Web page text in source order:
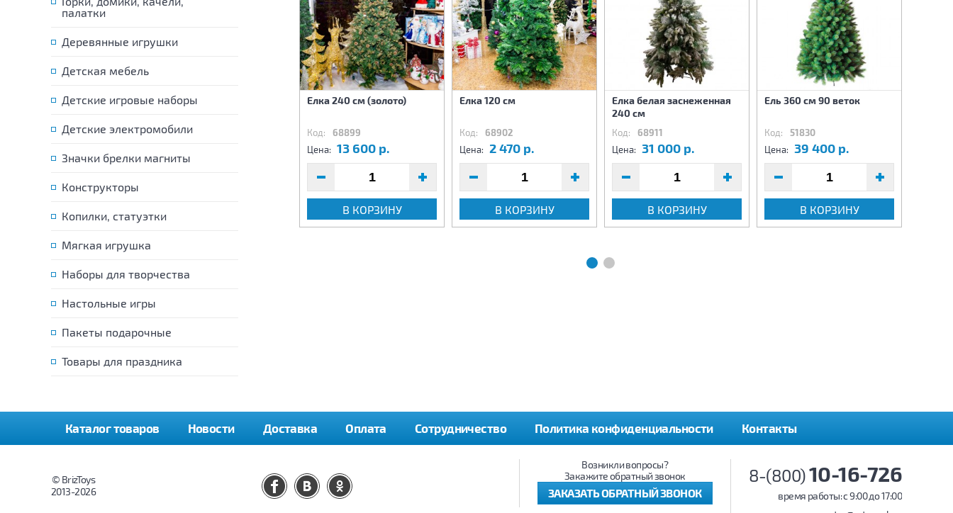
палатки
Деревянные игрушки
Детская мебель
Детские игровые наборы
Детские электромобили
Значки брелки магниты
Конструкторы
Копилки, статуэтки
Мягкая игрушка
Наборы для творчества
Настольные игры
Пакеты подарочные
Товары для праздника
Новогоднее украшение
50775
В КОРЗИНУ
Ель 285 см 54 ветки
Код: 45403
Елка 240 см (золото)
Код: 68899
Цена: 13 600 р.
В КОРЗИНУ
Елка 120 см
Код: 68902
Цена: 2 470 р.
В КОРЗИНУ
Елка белая заснеженная
240 см
Код: 68911
Цена: 31 000 р.
В КОРЗИНУ
Ель 360 см 90 веток
Код: 51830
Цена: 39 400 р.
В КОРЗИНУ
Каталог товаров Новости Доставка Оплата Сотрудничество Политика конфиденциальности Контакты
8-(800)10-16-726
время работы: c 9:00 до 17:00
Возникли вопросы?
Закажите обратный звонок
ЗАКАЗАТЬ ОБРАТНЫЙ ЗВОНОК
© BrizToys
2013-2026